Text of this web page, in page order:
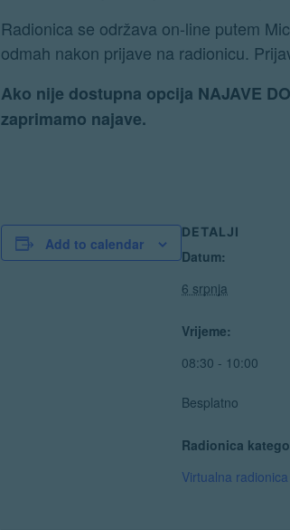
Radionica se održava on-line putem
odmah nakon prijave na radionicu.
Ako nije dostupna opcija NAJAVE
zaprimamo najave.
Add to calendar
DETALJI
Datum:
6 srpnja
Vrijeme:
08:30 - 10:00
Besplatno
Radionica
Virtualna radionica